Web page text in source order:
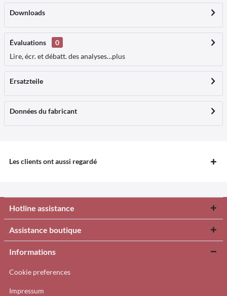
Downloads
Évaluations
0
Lire, écr. et débatt. des analyses…plus
Ersatzteile
Données du fabricant
Les clients ont aussi regardé
Hotline assistance
Assistance boutique
Informations
Cookie preferences
Impressum